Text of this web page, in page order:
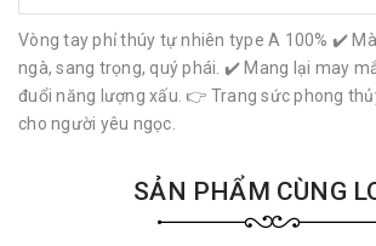
Vòng tay phỉ thúy tự nhiên type A 100% ✔️
ngà, sang trọng, quý phái. ✔️ Mang lại may
đuổi năng lượng xấu. 👉 Trang sức phong
cho người yêu ngọc.
SẢN PHẨM CÙNG